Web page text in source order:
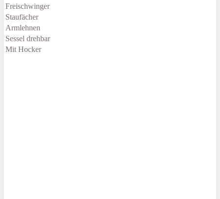
Freischwinger
Staufächer
Armlehnen
Sessel drehbar
Mit Hocker